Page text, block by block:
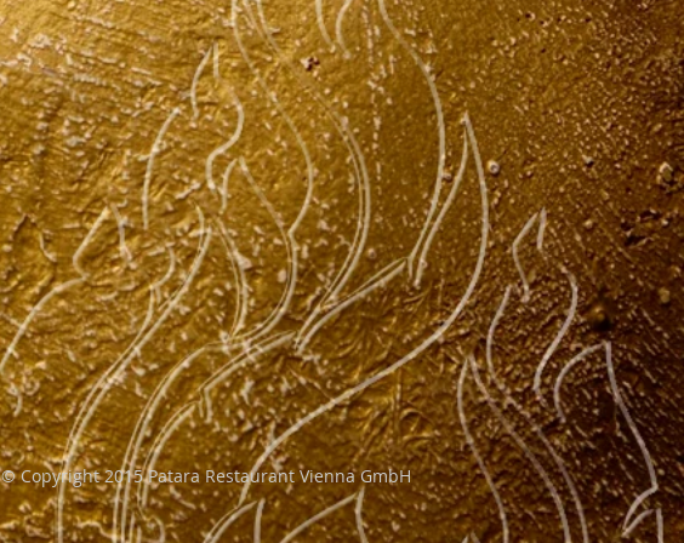
© Copyright 2015 Patara Restaurant Vienna GmbH